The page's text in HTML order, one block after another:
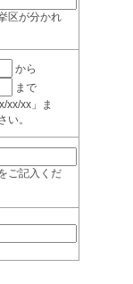
区が分かれ
から
まで
xx」ま
。
ご記入くだ